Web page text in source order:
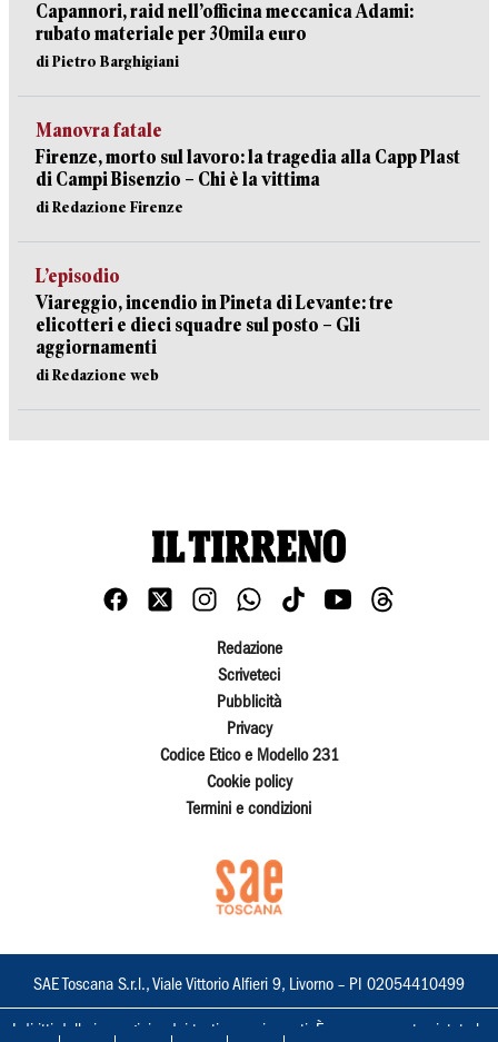
Capannori, raid nell’officina meccanica Adami:
rubato materiale per 30mila euro
di Pietro Barghigiani
Manovra fatale
Firenze, morto sul lavoro: la tragedia alla Capp Plast
di Campi Bisenzio – Chi è la vittima
di Redazione Firenze
L’episodio
Viareggio, incendio in Pineta di Levante: tre
elicotteri e dieci squadre sul posto – Gli
aggiornamenti
di Redazione web
Redazione
Scriveteci
Pubblicità
Privacy
Codice Etico e Modello 231
Cookie policy
Termini e condizioni
SAE Toscana S.r.l., Viale Vittorio Alfieri 9, Livorno – PI 02054410499
I diritti delle immagini e dei testi sono riservati. È espressamente vietata la